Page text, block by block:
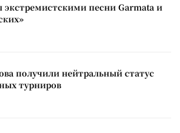
песни Garmata и
получили нейтральный статус
турниров